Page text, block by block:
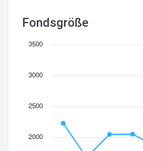
Fondsgröße
2000
2500
3000
3500